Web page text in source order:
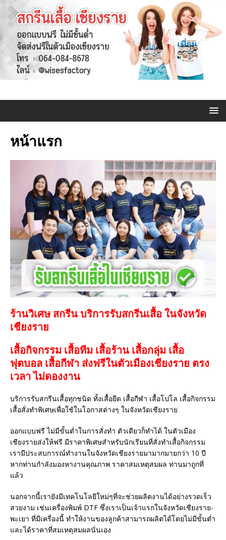
หน้าแรก
ร้านวิเศษ สกรีน บริการรับสกรีนเสื้อ ในจังหวัด
เชียงราย
เสื้อกิจกรรม เสื้อทีม เสื้อร้าน เสื้อกลุ่ม เสื้อ
ฟุตบอล เสื้อกีฬา ส่งฟรีในตัวเมืองเชียงราย ตรง
เวลา ไม่ดองงาน
บริการรับสกรีนเสื้อทุกชนิด ทั้งเสื้อยืด เสื้อกีฬา เสื้อโปโล เสื้อกิจกรรม
เสื้อสั่งทำพิเศษเพื่อใช้ในโอกาสต่างๆ ในจังหวัดเชียงราย
ออกแบบฟรี ไม่มีขั้นต่ำในการสั่งทำ ตัวเดียวก็ทำได้ ในตัวเมือง
เชียงรายส่งให้ฟรี มีราคาพิเศษสำหรับนักเรียนที่สั่งทำเสื้อกิจกรรม
เรามีประสบการณ์ทำงานในจังหวัดเชียงรายมามากมายกว่า 10 ปี
หากท่านกำลังมองหางานคุณภาพ ราคาสมเหตุสมผล ท่านมาถูกที่
แล้ว
นอกจากนี้เรายังมีเทคโนโลยีใหม่ๆที่จะช่วยผลิตงานได้อย่างรวดเร็ว
สวยงาม เช่นเครื่องพิมพ์ DTF ซึ่งเราเป็นเจ้าแรกในจังหวัดเชียงราย-
พะเยา ที่มีเครื่องนี้ ทำให้งานของลูกค้าสามารถผลิตได้โดยไม่มีขั้นต่ำ
และได้ราคาที่สมเหตุสมผลนั่นเอง